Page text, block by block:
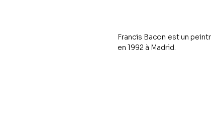
Francis Bacon est un
en 1992 à Madrid.